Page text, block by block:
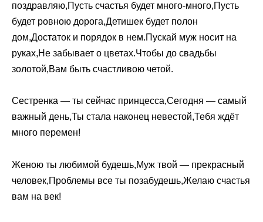
поздравляю,Пусть счастья будет много-много,Пусть
будет ровною дорога,Детишек будет полон
дом,Достаток и порядок в нем.Пускай муж носит на
руках,Не забывает о цветах.Чтобы до свадьбы
золотой,Вам быть счастливою четой.
Сестренка — ты сейчас принцесса,Сегодня — самый
важный день,Ты стала наконец невестой,Тебя ждёт
много перемен!
Женою ты любимой будешь,Муж твой — прекрасный
человек,Проблемы все ты позабудешь,Желаю счастья
вам на век!